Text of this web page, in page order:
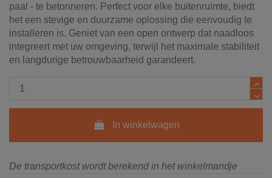
paal - te betonneren. Perfect voor elke buitenruimte, biedt
het een stevige en duurzame oplossing die eenvoudig te
installeren is. Geniet van een open ontwerp dat naadloos
integreert met uw omgeving, terwijl het maximale stabiliteit
en langdurige betrouwbaarheid garandeert.
In winkelwagen
De transportkost wordt berekend in het winkelmandje